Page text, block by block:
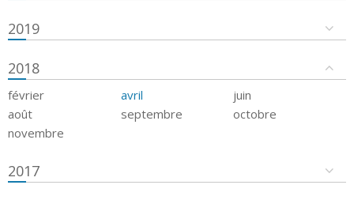
2019
2018
février avril
juin
août
septembre
octobre
novembre
2017